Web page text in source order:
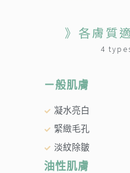
》各膚質
4
ㄧ般肌膚
凝水亮白
緊緻毛孔
淡紋除皺
油性肌膚